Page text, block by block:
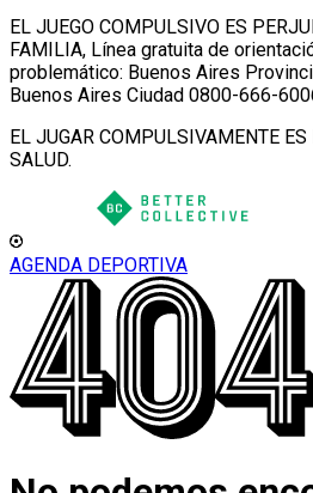
EL JUEGO COMPULSIVO ES
FAMILIA, Línea gratuita de
problemático: Buenos Aires
Buenos Aires Ciudad 0800-666-
EL JUGAR COMPULSIVAMENTE
SALUD.
AGENDA DEPORTIVA